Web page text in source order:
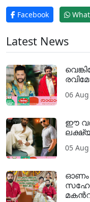
Facebook
Latest News
06
ഈ
05
ഓണം